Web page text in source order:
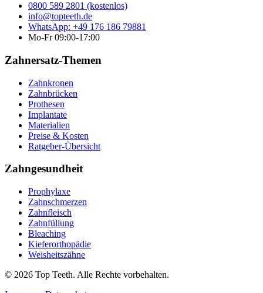
0800 589 2801 (kostenlos)
info@topteeth.de
WhatsApp: +49 176 186 79881
Mo-Fr 09:00-17:00
Zahnersatz-Themen
Zahnkronen
Zahnbrücken
Prothesen
Implantate
Materialien
Preise & Kosten
Ratgeber-Übersicht
Zahngesundheit
Prophylaxe
Zahnschmerzen
Zahnfleisch
Zahnfüllung
Bleaching
Kieferorthopädie
Weisheitszähne
© 2026 Top Teeth. Alle Rechte vorbehalten.